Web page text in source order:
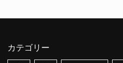
カテゴリー